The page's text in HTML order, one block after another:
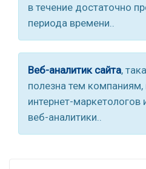
в течение достаточно
периода времени..
Веб-аналитик сайта,
полезна тем
интернет-маркетологов
веб-аналитики..